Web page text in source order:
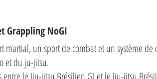
Grappling NoGI
martial, un sport de combat et un système de
et du ju-jitsu.
le Jiu-jitsu Brésilien GI et le Jiu-jitsu